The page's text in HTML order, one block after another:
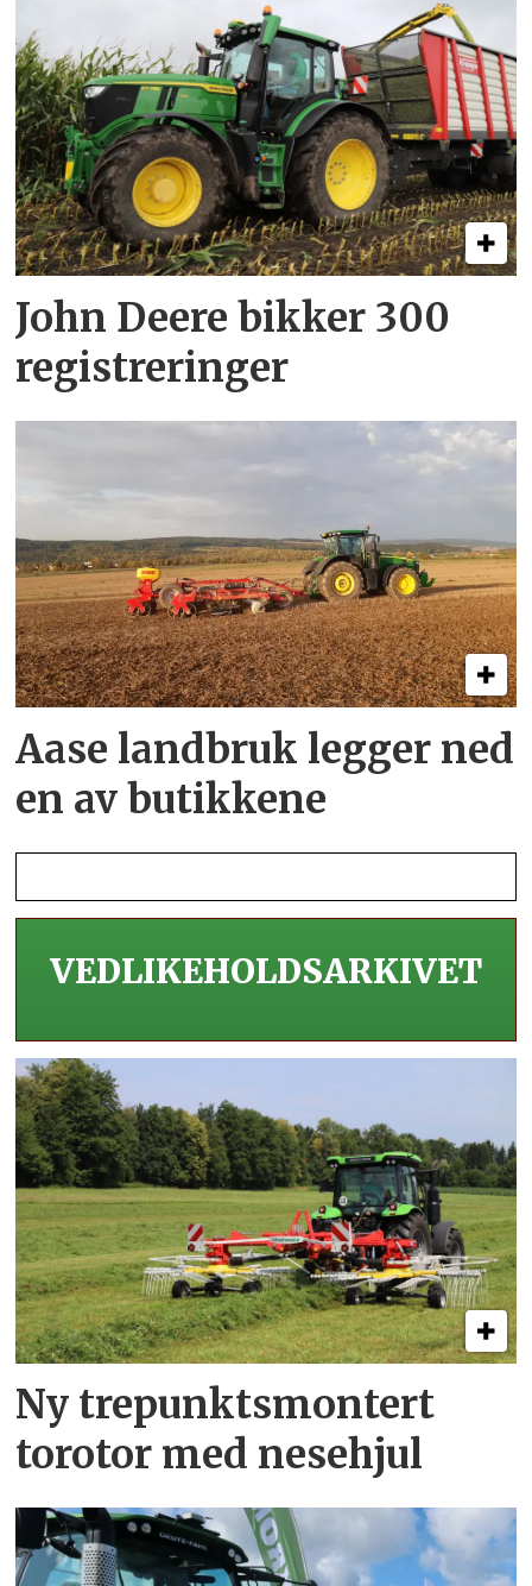
John Deere bikker 300
registreringer
Aase landbruk legger ned
en av butikkene
VEDLIKEHOLDS­ARKIVET
Ny trepunkts­montert
torotor med nesehjul